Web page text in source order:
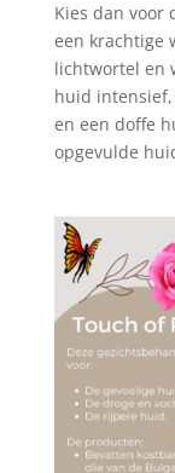
Kies dan voor
een krachtige
lichtwortel en
huid
en een doffe
opgevulde